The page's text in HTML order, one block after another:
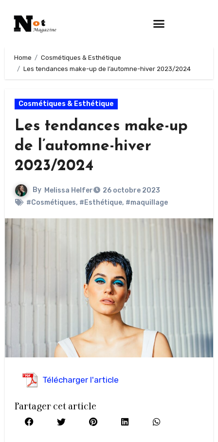
Home
Cosmétiques & Esthétique
Les tendances make-up de l’automne-hiver 2023/2024
Cosmétiques & Esthétique
Les tendances make-up
de l’automne-hiver
2023/2024
By Melissa Helfer
26 octobre 2023
#Cosmétiques, #Esthétique, #maquillage
Télécharger l'article
Partager cet article